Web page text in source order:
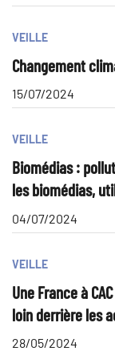
VEILLE
Changement
15/07/2024
VEILLE
Biomédias :
les biomédias,
04/07/2024
VEILLE
Une France à
loin derrière les
28/05/2024